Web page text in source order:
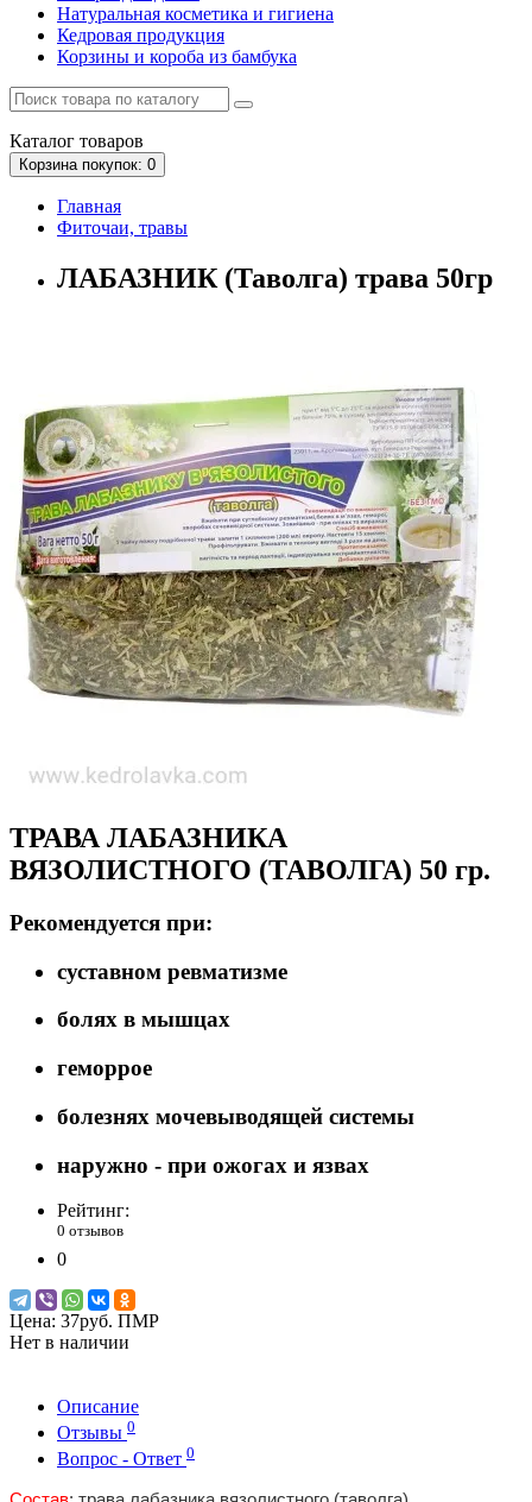
Натуральная косметика и гигиена
Кедровая продукция
Корзины и короба из бамбука
Каталог товаров
Корзинапокупок: 0
Главная
Фиточаи, травы
ЛАБАЗНИК (Таволга) трава 50гр
ТРАВА ЛАБАЗНИКА
ВЯЗОЛИСТНОГО (ТАВОЛГА) 50 гр.
Рекомендуется при:
суставном ревматизме
болях в мышцах
геморрое
болезнях мочевыводящей системы
наружно - при ожогах и язвах
Рейтинг:
0 отзывов
0
Цена: 37руб. ПМР
Нет в наличии
Описание
Отзывы 0
Вопрос - Ответ 0